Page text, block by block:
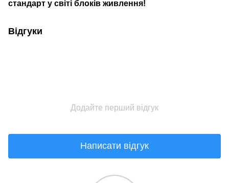
стандарт у світі блоків живлення!
Відгуки
Додайте перший відгук
Написати відгук